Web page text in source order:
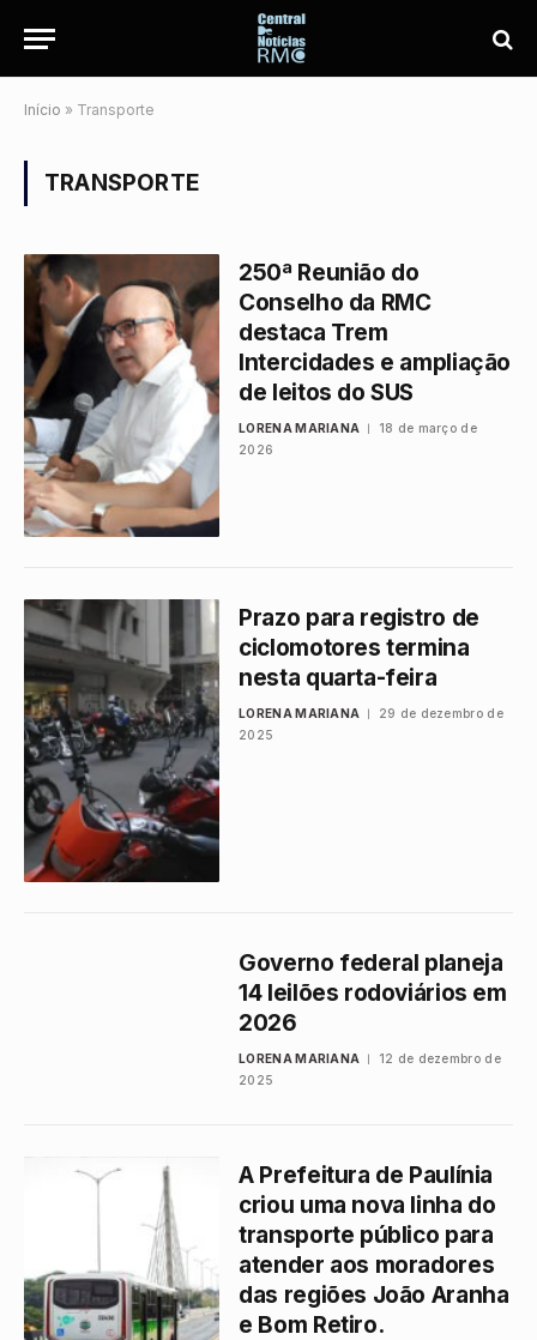
Início » Transporte
TRANSPORTE
250ª Reunião do
Conselho da RMC
destaca Trem
Intercidades e ampliação
de leitos do SUS
LORENA MARIANA
18 de março de
2026
Prazo para registro de
ciclomotores termina
nesta quarta-feira
LORENA MARIANA
29 de dezembro de
2025
Governo federal planeja
14 leilões rodoviários em
2026
LORENA MARIANA
12 de dezembro de
2025
A Prefeitura de Paulínia
criou uma nova linha do
transporte público para
atender aos moradores
das regiões João Aranha
e Bom Retiro.